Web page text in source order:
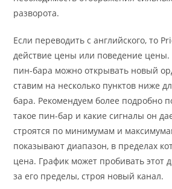
разворота.
Если переводить с английского, то
действие цены или поведение цены.
пин-бара можно открывать новый
ставим на несколько пунктов ниже
бара. Рекомендуем более подробно
такое пин-бар и какие сигналы он
строятся по минимумам и
показывают диапазон, в пределах
цена. График может пробивать этот
за его пределы, строя новый канал.